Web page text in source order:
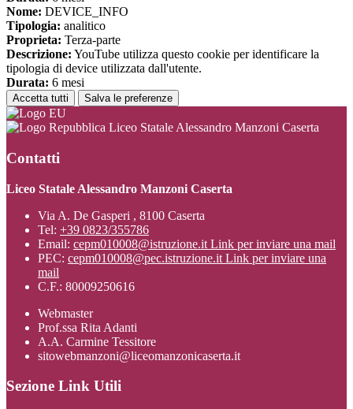
Nome: DEVICE_INFO
Tipologia: analitico
Proprieta: Terza-parte
Descrizione: YouTube utilizza questo cookie per identificare la
tipologia di device utilizzata dall'utente.
Durata: 6 mesi
Accetta tutti Salva le preferenze
Liceo Statale Alessandro Manzoni Caserta
Contatti
Liceo Statale Alessandro Manzoni Caserta
Via A. De Gasperi , 8100 Caserta
Tel: +39 0823/355786
Email: cepm010008@istruzione.it Link per inviare una mail
PEC: cepm010008@pec.istruzione.it Link per inviare una
mail
C.F.: 80009250616
Webmaster
Prof.ssa Rita Adanti
A.A. Carmine Tessitore
sitowebmanzoni@liceomanzonicaserta.it
Sezione Link Utili